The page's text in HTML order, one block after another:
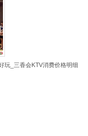
玩_三香会KTV消费价格明细